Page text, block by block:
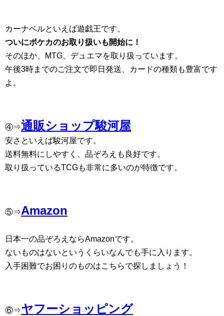
カーナベルといえば遊戯王です。
ついにポケカのお取り扱いも開始に！
そのほか、MTG、デュエマを取り扱っています。
午後3時までのご注文で即日発送、カードの種類も豊富です
よ。
④⇒通販ショップ駿河屋
安さといえば駿河屋です。
送料無料にしやすく、品ぞろえも良好です。
取り扱っているTCGも非常に多いのが特徴です。
⑤⇒Amazon
日本一の品ぞろえならAmazonです。
ないものはないというくらいなんでも手に入ります。
入手困難でお困りのものはこちらで探しましょう！
⑥⇒ヤフーショッピング